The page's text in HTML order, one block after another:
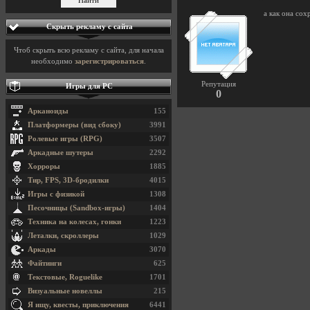
Репутация
0
а как она
Скрыть рекламу с сайта
Чтоб скрыть всю рекламу с сайта, для начала
необходимо зарегистрироваться
Игры для PC
155
Арканоиды
3991
Платформеры (вид сбоку)
3507
Ролевые игры (RPG)
2292
Аркадные шутеры
1885
Хорроры
4015
Тир, FPS, 3D-бродилки
1308
Игры с физикой
1404
Песочницы (Sandbox-игры)
1223
Техника на колесах, гонки
1029
Леталки, скроллеры
3070
Аркады
625
Файтинги
1701
Текстовые, Roguelike
215
Визуальные новеллы
6441
Я ищу, квесты, приключения